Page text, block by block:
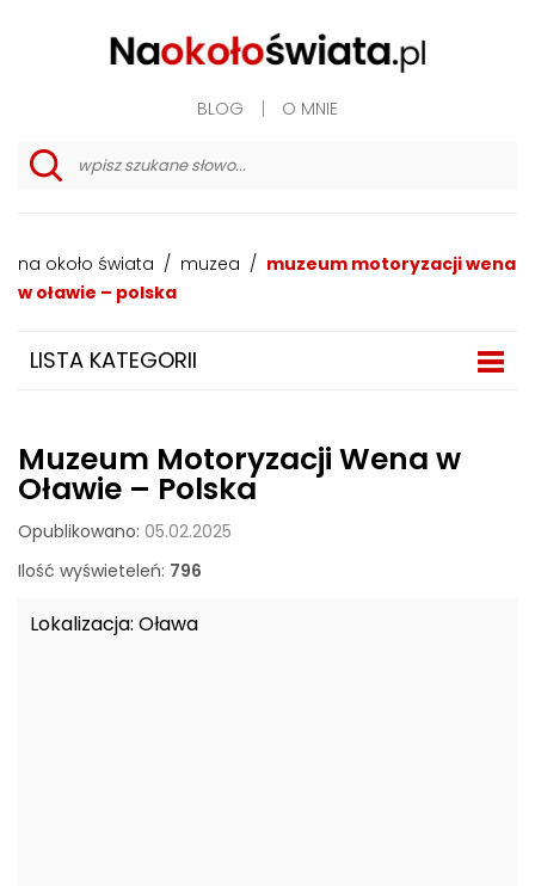
BLOG O MNIE
u
na około świata / muzea / muzeum motoryzacji wena
w oławie – polska
LISTA KATEGORII
Muzeum Motoryzacji Wena w
Oławie – Polska
Opublikowano: 05.02.2025
Ilość wyświeteleń: 796
Lokalizacja: Oława